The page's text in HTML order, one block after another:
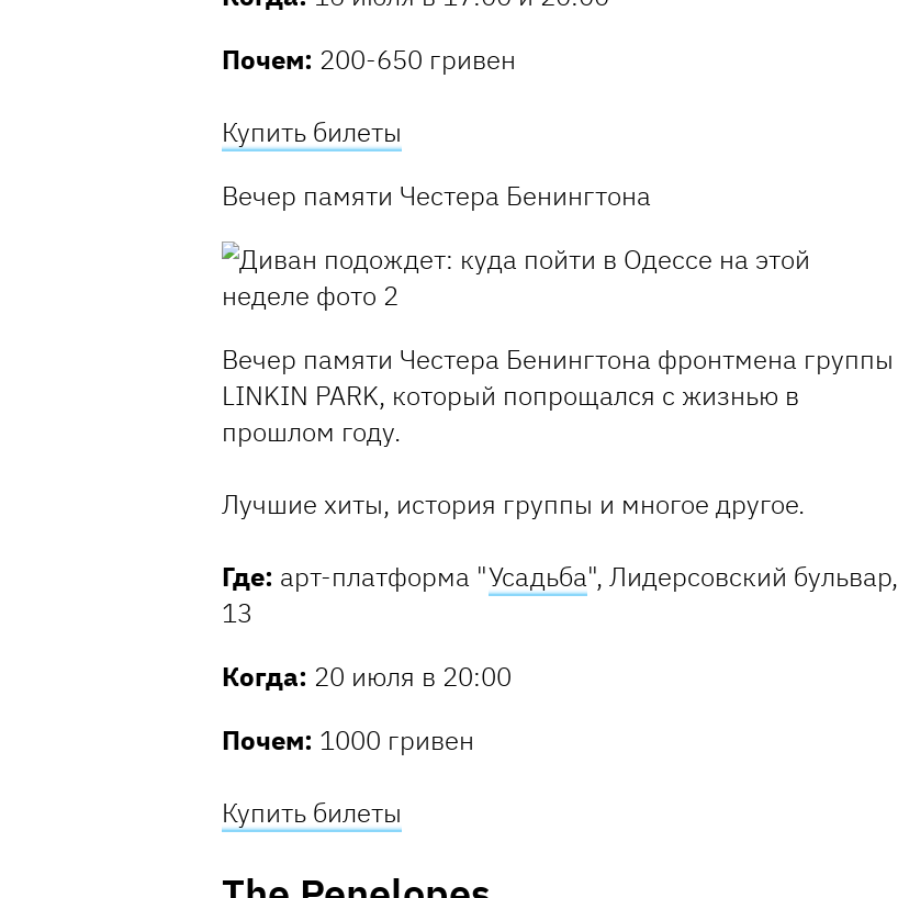
Почем: 200-650 гривен
Купить билеты
Вечер памяти Честера Бенингтона
Вечер памяти Честера Бенингтона фронтмена группы
LINKIN PARK, который попрощался с жизнью в
прошлом году.
Лучшие хиты, история группы и многое другое.
Где: арт-платформа "Усадьба", Лидерсовский бульвар,
13
Когда: 20 июля в 20:00
Почем: 1000 гривен
Купить билеты